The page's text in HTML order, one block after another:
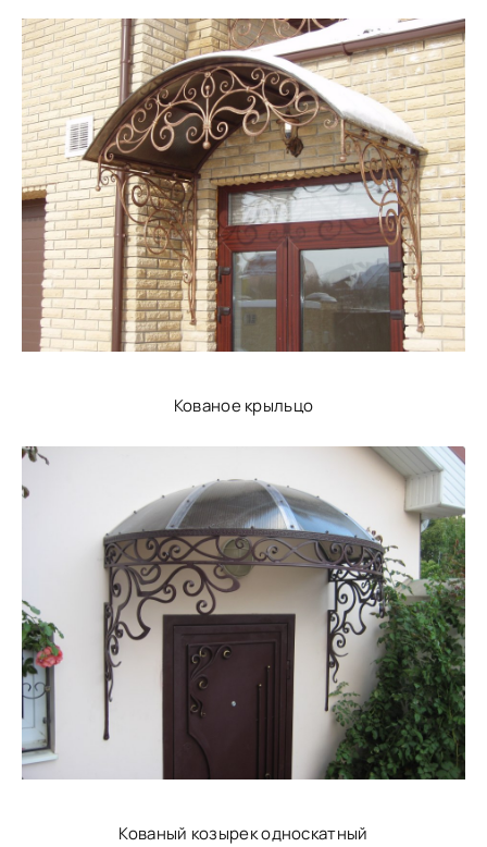
Кованое крыльцо
Кованый козырек односкатный